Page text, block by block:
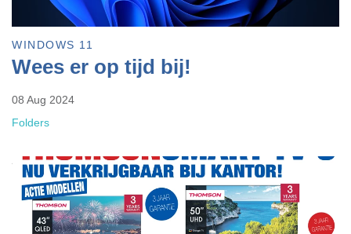
WINDOWS 11
Wees er op tijd bij!
08 Aug 2024
Folders